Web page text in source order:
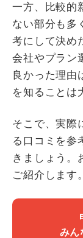
一方、比較的
ない部分も多
考にして決め
会社やプラン
良かった理由
を知ることは
そこで、実際
る口コミを参
きましょう。
ご紹介します。
みん